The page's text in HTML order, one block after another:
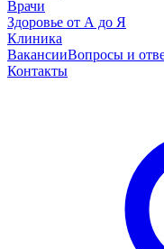
Врачи
Здоровье от А до Я
Клиника
ВакансииВопросы и
Контакты